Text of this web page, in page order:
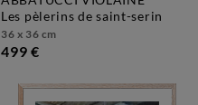
les pèlerins de saint-serin
36 x 36 cm
499 €